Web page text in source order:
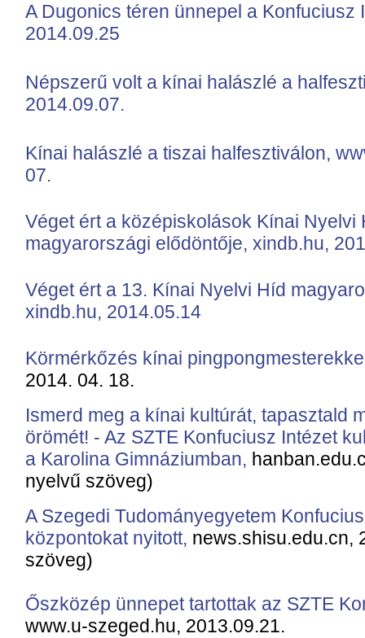
A Dugonics téren ünnepel a Konfuciusz
2014.09.25
Népszerű volt a kínai halászlé a
2014.09.07.
Kínai halászlé a tiszai halfesztiválon,
07.
Véget ért a középiskolások Kínai Nyelvi
magyarországi elődöntője, xindb.hu,
Véget ért a 13. Kínai Nyelvi Híd
xindb.hu, 2014.05.14
Körmérkőzés kínai
2014. 04. 18.
Ismerd meg a kínai kultúrát, tapasztald
örömét! - Az SZTE Konfuciusz Intézet
a Karolina Gimnáziumban,
nyelvű szöveg)
A Szegedi Tudományegyetem
központokat nyitott, news.shisu.edu.cn,
szöveg)
Őszközép ünnepet tartottak az SZTE
www.u-szeged.hu, 2013.09.21.